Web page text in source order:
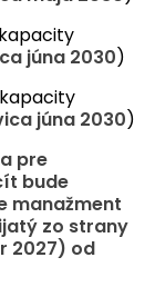
júna 2030)
júna 2030)
pre
bude
manažment
zo strany
2027) od